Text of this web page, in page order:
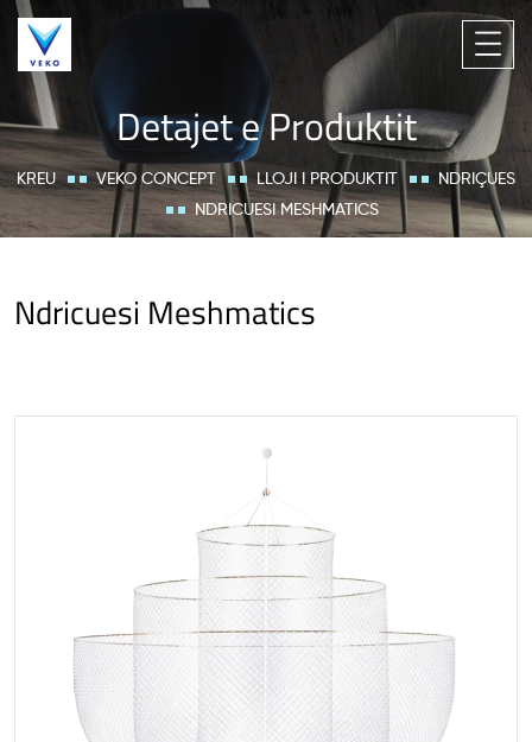
Detajet e Produktit
KREU VEKO CONCEPT LLOJI I PRODUKTIT
NDRIÇUES
NDRICUESI MESHMATICS
Ndricuesi Meshmatics